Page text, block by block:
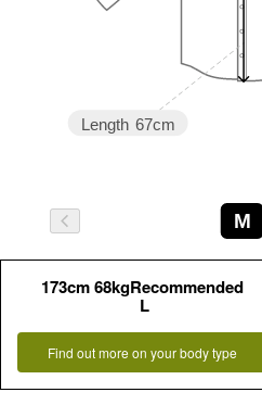
Length 67cm
M
173cm 68kgRecommended
L
Find out more on your body type